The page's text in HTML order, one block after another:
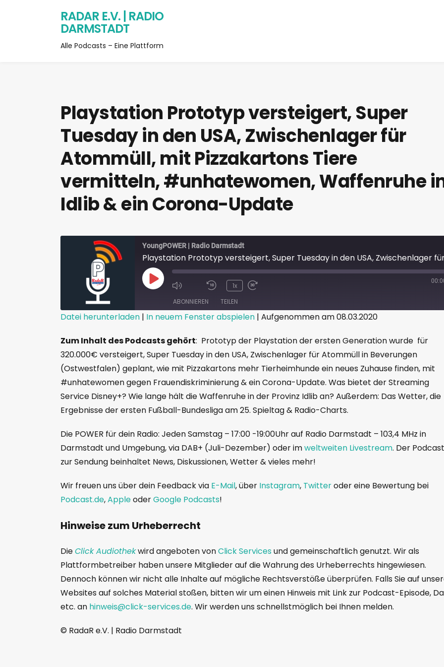
RADAR E.V. | RADIO
DARMSTADT
Alle Podcasts – Eine Plattform
Playstation Prototyp versteigert, Super
Tuesday in den USA, Zwischenlager für
Atommüll, mit Pizzakartons Tiere
vermitteln, #unhatewomen, Waffenruhe
Idlib & ein Corona-Update
YoungPOWER | Radio Darmstadt
1x
ABONNIEREN TEILEN
RSS FEED
LINK
EMBED
Datei herunterladen | In neuem Fenster abspielen | Aufgenommen am 08.03.2020
Zum Inhalt des Podcasts gehört: Prototyp der Playstation der ersten Generation wurde für
320.000€ versteigert, Super Tuesday in den USA, Zwischenlager für Atommüll in Beverungen
(Ostwestfalen) geplant, wie mit Pizzakartons mehr Tierheimhunde ein neues Zuhause finden, mit
#unhatewomen gegen Frauendiskriminierung & ein Corona-Update. Was bietet der Streaming
Service Disney+? Wie lange hält die Waffenruhe in der Provinz Idlib an? Außerdem: Das Wetter, die
Ergebnisse der ersten Fußball-Bundesliga am 25. Spieltag & Radio-Charts.
Die POWER für dein Radio: Jeden Samstag – 17:00 -19:00Uhr auf Radio Darmstadt – 103,4 MHz in
Darmstadt und Umgebung, via DAB+ (Juli-Dezember) oder imweltweiten Livestream. Der Podcast
zur Sendung beinhaltet News, Diskussionen, Wetter & vieles mehr!
Wir freuen uns über dein Feedback via E-Mail, über Instagram, Twitteroder eine Bewertung bei
Podcast.de,AppleoderGoogle Podcasts!
Hinweise zum Urheberrecht
DieClick Audiothekwird angeboten vonClick Servicesund gemeinschaftlich genutzt. Wir als
Plattformbetreiber haben unsere Mitglieder auf die Wahrung des Urheberrechts hingewiesen.
Dennoch können wir nicht alle Inhalte auf mögliche Rechtsverstöße überprüfen. Falls Sie auf
Websites auf solches Material stoßen, bitten wir um einen Hinweis mit Link zur Podcast-Episode,
etc. an hinweis@click-services.de. Wir werden uns schnellstmöglich bei Ihnen melden.
© RadaR e.V. | Radio Darmstadt